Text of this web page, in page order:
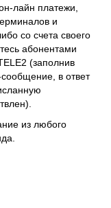
лайн платежи,
и
со счета своего
абонентами
(заполнив
в ответ
из любого